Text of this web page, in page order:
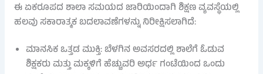
ಈ ಏಕರೂಪದ ಶಾಲಾ ಸಮಯದ ಜಾರಿಯಿಂದಾಗಿ ಶಿಕ್ಷಣ ವ್ಯವಸ್ಥೆಯಲ್ಲಿ
ಹಲವು ಸಕಾರಾತ್ಮಕ ಬದಲಾವಣೆಗಳನ್ನು ನಿರೀಕ್ಷಿಸಲಾಗಿದೆ:
ಮಾನಸಿಕ ಒತ್ತಡ ಮುಕ್ತಿ: ಬೆಳಗಿನ ಅವಸರದಲ್ಲಿ ಶಾಲೆಗೆ ಓಡುವ
ಶಿಕ್ಷಕರು ಮತ್ತು ಮಕ್ಕಳಿಗೆ ಹೆಚ್ಚುವರಿ ಅರ್ಧ ಗಂಟೆಯಿಂದ ಒಂದು